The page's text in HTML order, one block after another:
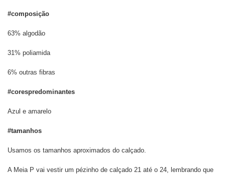
#composição
63% algodão
31% poliamida
6% outras fibras
#corespredominantes
Azul e amarelo
#tamanhos
Usamos os tamanhos aproximados do calçado.
A Meia P vai vestir um pézinho de calçado 21 até o 24, lembrando que